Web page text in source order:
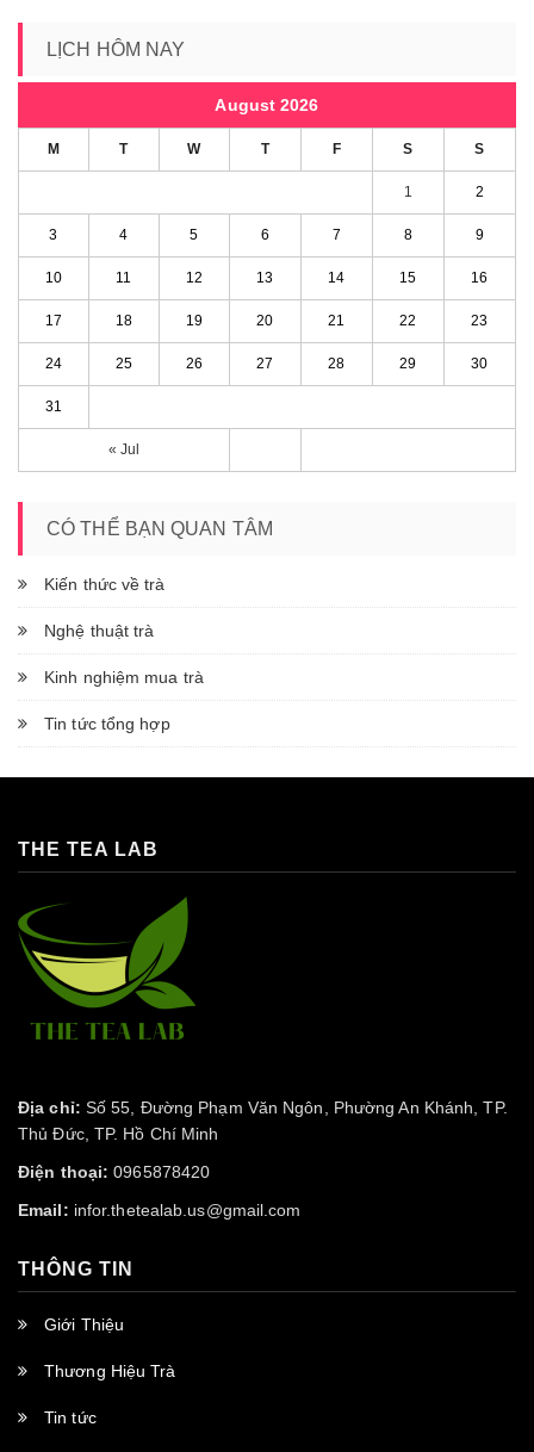
LỊCH HÔM NAY
August 2026
M T W T F S S
« Jul
1 2
3 4 5 6 7 8 9
10 11 12 13 14 15 16
17 18 19 20 21 22 23
24 25 26 27 28 29 30
31
CÓ THỂ BẠN QUAN TÂM
Kiến thức về trà
Nghệ thuật trà
Kinh nghiệm mua trà
Tin tức tổng hợp
THE TEA LAB
Địa chỉ: Số 55, Đường Phạm Văn Ngôn, Phường An Khánh, TP.
Thủ Đức, TP. Hồ Chí Minh
Điện thoại: 0965878420
Email: infor.thetealab.us@gmail.com
THÔNG TIN
Giới Thiệu
Thương Hiệu Trà
Tin tức